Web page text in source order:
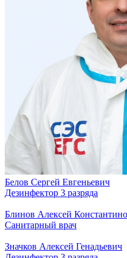
Белов Сергей Евгеньевич
Дезинфектор 3 разряда
Блинов Алексей
Санитарный врач
Значков Алексей Генадьевич